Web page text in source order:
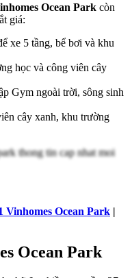
Ocean Park còn
giá:
xe 5 tầng, bể bơi và khu
học và công viên cây
Gym ngoài trời, sông sinh
cây xanh, khu trường
Vinhomes Ocean Park |
Ocean Park